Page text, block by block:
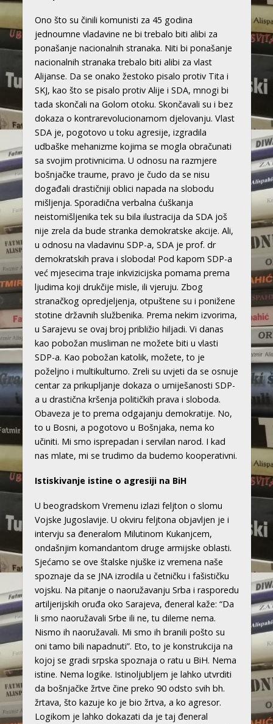
Ono što su činili komunisti za 45 godina
jednoumne vladavine ne bi trebalo biti alibi za
ponašanje nacionalnih stranaka. Niti bi ponašanje
nacionalnih stranaka trebalo biti alibi za vlast
Alijanse. Da se onako žestoko pisalo protiv Tita i
SKJ, kao što se pisalo protiv Alije i SDA, mnogi bi
tada skončali na Golom otoku. Skončavali su i bez
dokaza o kontrarevolucionarnom djelovanju. Vlast
SDA je, pogotovo u toku agresije, izgradila
udbaške mehanizme kojima se mogla obračunati
sa svojim protivnicima. U odnosu na razmjere
bošnjačke traume, pravo je čudo da se nisu
događali drastičniji oblici napada na slobodu
mišljenja. Sporadična verbalna ćuškanja
neistomišljenika tek su bila ilustracija da SDA još
nije zrela da bude stranka demokratske akcije. Ali,
u odnosu na vladavinu SDP-a, SDA je prof. dr
demokratskih prava i sloboda! Pod kapom SDP-a
već mjesecima traje inkvizicijska pomama prema
ljudima koji drukčije misle, ili vjeruju. Zbog
stranačkog opredjeljenja, otpuštene su i ponižene
stotine državnih službenika. Prema nekim izvorima,
u Sarajevu se ovaj broj približio hiljadi. Vi danas
kao pobožan musliman ne možete biti u vlasti
SDP-a. Kao pobožan katolik, možete, to je
poželjno i multikulturno. Zreli su uvjeti da se osnuje
centar za prikupljanje dokaza o umiješanosti SDP-
a u drastična kršenja političkih prava i sloboda.
Obaveza je to prema odgajanju demokratije. No,
to u Bosni, a pogotovo u Bošnjaka, nema ko
učiniti. Mi smo isprepadan i servilan narod. I kad
nas mlate, mi se trudimo da budemo kooperativni.
Istiskivanje istine o agresiji na BiH
U beogradskom Vremenu izlazi feljton o slomu
Vojske Jugoslavije. U okviru feljtona objavljen je i
intervju sa đeneralom Milutinom Kukanjcem,
ondašnjim komandantom druge armijske oblasti.
Sjećamo se ove štalske njuške iz vremena naše
spoznaje da se JNA izrodila u četničku i fašističku
vojsku. Na pitanje o naoružavanju Srba i rasporedu
artiljerijskih oruđa oko Sarajeva, đeneral kaže: “Da
li smo naoružavali Srbe ili ne, tu dileme nema.
Nismo ih naoružavali. Mi smo ih branili pošto su
oni tamo bili napadnuti”. Eto, to je konstrukcija na
kojoj se gradi srpska spoznaja o ratu u BiH. Nema
istine. Nema logike. Istinoljubljem je lahko utvrditi
da bošnjačke žrtve čine preko 90 odsto svih bh.
žrtava, što kazuje ko je bio žrtva, a ko agresor.
Logikom je lahko dokazati da je taj đeneral